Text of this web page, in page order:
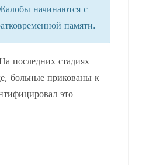
начинаются с
памяти.
последних стадиях
больные прикованы к
это